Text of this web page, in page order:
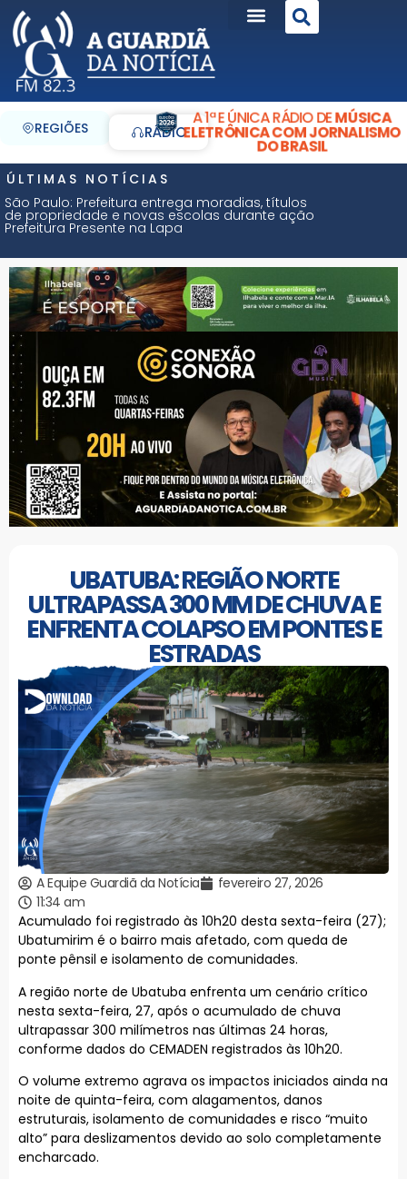
REGIÕES RÁDIO
A 1ª E ÚNICA RÁDIO DEMÚSICA
ELETRÔNICA COM JORNALISMO
DO BRASIL
ÚLTIMAS NOTÍCIAS
São Paulo: Prefeitura entrega moradias, títulos
de propriedade e novas escolas durante ação
Prefeitura Presente na Lapa
UBATUBA: REGIÃO NORTE
ULTRAPASSA 300 MM DE CHUVA E
ENFRENTA COLAPSO EM PONTES E
ESTRADAS
A Equipe Guardiã da Notícia
fevereiro 27, 2026
11:34 am
Acumulado foi registrado às 10h20 desta sexta-feira (27);
Ubatumirim é o bairro mais afetado, com queda de
ponte pênsil e isolamento de comunidades.
A região norte de Ubatuba enfrenta um cenário crítico
nesta sexta-feira, 27, após o acumulado de chuva
ultrapassar 300 milímetros nas últimas 24 horas,
conforme dados do CEMADEN registrados às 10h20.
O volume extremo agrava os impactos iniciados ainda na
noite de quinta-feira, com alagamentos, danos
estruturais, isolamento de comunidades e risco “muito
alto” para deslizamentos devido ao solo completamente
encharcado.